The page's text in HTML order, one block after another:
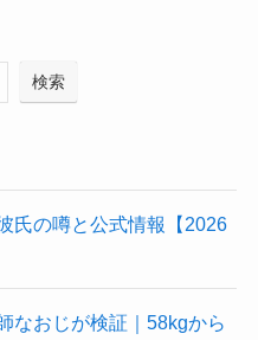
検索
氏の噂と公式情報【2026
なおじが検証｜58kgから